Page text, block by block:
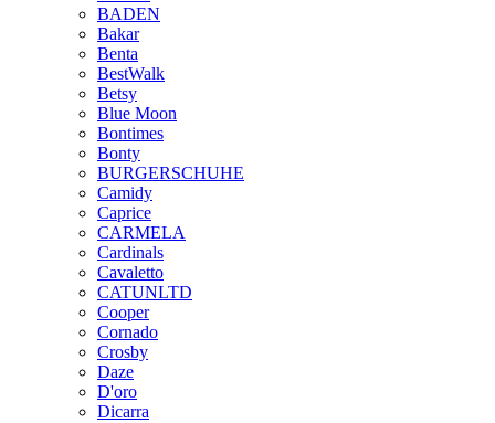
BADEN
Bakar
Benta
BestWalk
Betsy
Blue Moon
Bontimes
Bonty
BURGERSCHUHE
Camidy
Caprice
CARMELA
Cardinals
Cavaletto
CATUNLTD
Cooper
Cornado
Crosby
Daze
D'oro
Dicarra